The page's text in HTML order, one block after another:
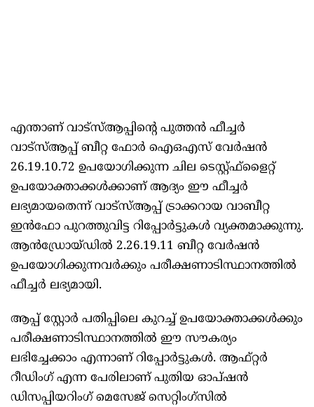
എന്താണ് വാട്‌സ്ആപ്പിന്‍റെ പുത്തന്‍ ഫീച്ചര്‍
വാട്‌സ്ആപ്പ് ബീറ്റ ഫോർ ഐഒഎസ് വേർഷൻ
26.19.10.72 ഉപയോഗിക്കുന്ന ചില ടെസ്റ്റ്ഫ്ളൈറ്റ്
ഉപയോക്താക്കൾക്കാണ് ആദ്യം ഈ ഫീച്ചർ
ലഭ്യമായതെന്ന് വാട്‌സ്ആപ്പ് ട്രാക്കറായ വാബീറ്റ
ഇൻഫോ പുറത്തുവിട്ട റിപ്പോർട്ടുകൾ വ്യക്തമാക്കുന്നു.
ആന്‍ഡ്രോയ്‌ഡില്‍ 2.26.19.11 ബീറ്റ വേര്‍ഷന്‍
ഉപയോഗിക്കുന്നവര്‍ക്കും പരീക്ഷണാടിസ്ഥാനത്തില്‍
ഫീച്ചര്‍ ലഭ്യമായി.
ആപ്പ് സ്റ്റോർ പതിപ്പിലെ കുറച്ച് ഉപയോക്താക്കൾക്കും
പരീക്ഷണാടിസ്ഥാനത്തിൽ ഈ സൗകര്യം
ലഭിച്ചേക്കാം എന്നാണ് റിപ്പോർട്ടുകൾ. ആഫ്റ്റർ
റീഡിംഗ് എന്ന പേരിലാണ് പുതിയ ഓപ്ഷൻ
ഡിസപ്പിയറിംഗ് മെസേജ് സെറ്റിംഗ്‍സിൽ